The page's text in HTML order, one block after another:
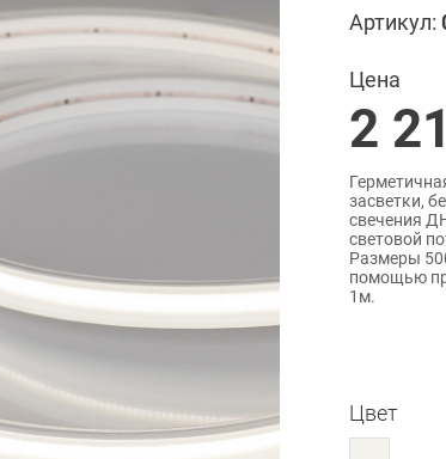
Артикул:
Цена
2
засветки,
свечения
световой
Размеры
помощью
1м.
Цвет